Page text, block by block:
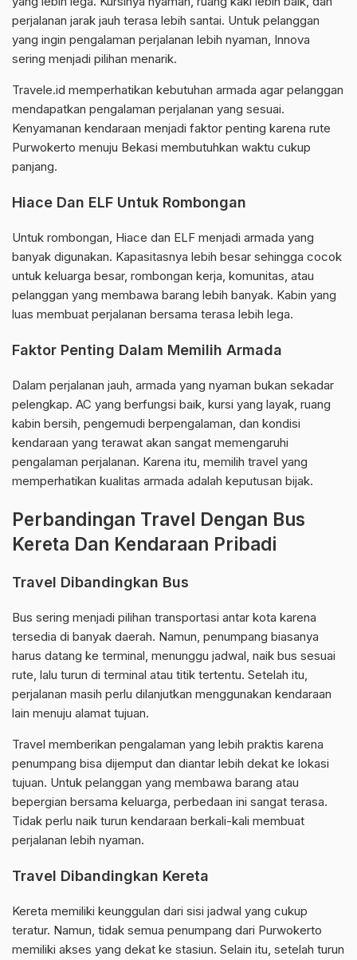
perjalanan jarak jauh terasa lebih santai. Untuk pelanggan
yang ingin pengalaman perjalanan lebih nyaman, Innova
sering menjadi pilihan menarik.
Travele.id memperhatikan kebutuhan armada agar pelanggan
mendapatkan pengalaman perjalanan yang sesuai.
Kenyamanan kendaraan menjadi faktor penting karena rute
Purwokerto menuju Bekasi membutuhkan waktu cukup
panjang.
Hiace Dan ELF Untuk Rombongan
Untuk rombongan, Hiace dan ELF menjadi armada yang
banyak digunakan. Kapasitasnya lebih besar sehingga cocok
untuk keluarga besar, rombongan kerja, komunitas, atau
pelanggan yang membawa barang lebih banyak. Kabin yang
luas membuat perjalanan bersama terasa lebih lega.
Faktor Penting Dalam Memilih Armada
Dalam perjalanan jauh, armada yang nyaman bukan sekadar
pelengkap. AC yang berfungsi baik, kursi yang layak, ruang
kabin bersih, pengemudi berpengalaman, dan kondisi
kendaraan yang terawat akan sangat memengaruhi
pengalaman perjalanan. Karena itu, memilih travel yang
memperhatikan kualitas armada adalah keputusan bijak.
Perbandingan Travel Dengan Bus
Kereta Dan Kendaraan Pribadi
Travel Dibandingkan Bus
Bus sering menjadi pilihan transportasi antar kota karena
tersedia di banyak daerah. Namun, penumpang biasanya
harus datang ke terminal, menunggu jadwal, naik bus sesuai
rute, lalu turun di terminal atau titik tertentu. Setelah itu,
perjalanan masih perlu dilanjutkan menggunakan kendaraan
lain menuju alamat tujuan.
Travel memberikan pengalaman yang lebih praktis karena
penumpang bisa dijemput dan diantar lebih dekat ke lokasi
tujuan. Untuk pelanggan yang membawa barang atau
bepergian bersama keluarga, perbedaan ini sangat terasa.
Tidak perlu naik turun kendaraan berkali-kali membuat
perjalanan lebih nyaman.
Travel Dibandingkan Kereta
Kereta memiliki keunggulan dari sisi jadwal yang cukup
teratur. Namun, tidak semua penumpang dari Purwokerto
memiliki akses yang dekat ke stasiun. Selain itu, setelah turun